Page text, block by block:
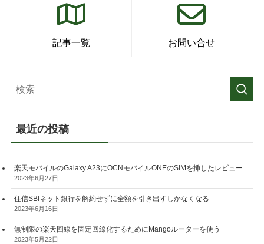
記事一覧 お問い合せ
最近の投稿
楽天モバイルのGalaxy A23にOCNモバイルONEのSIMを挿したレビュー
2023年6月27日
住信SBIネット銀行を解約せずに全額を引き出すしかなくなる
2023年6月16日
無制限の楽天回線を固定回線化するためにMangoルーターを使う
2023年5月22日